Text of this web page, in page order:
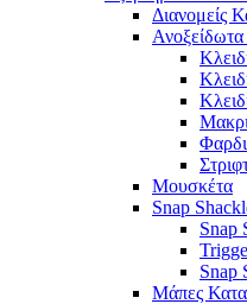
Διανομείς
Μουσκέτα
Snap
Snap
Snap
Μάπες